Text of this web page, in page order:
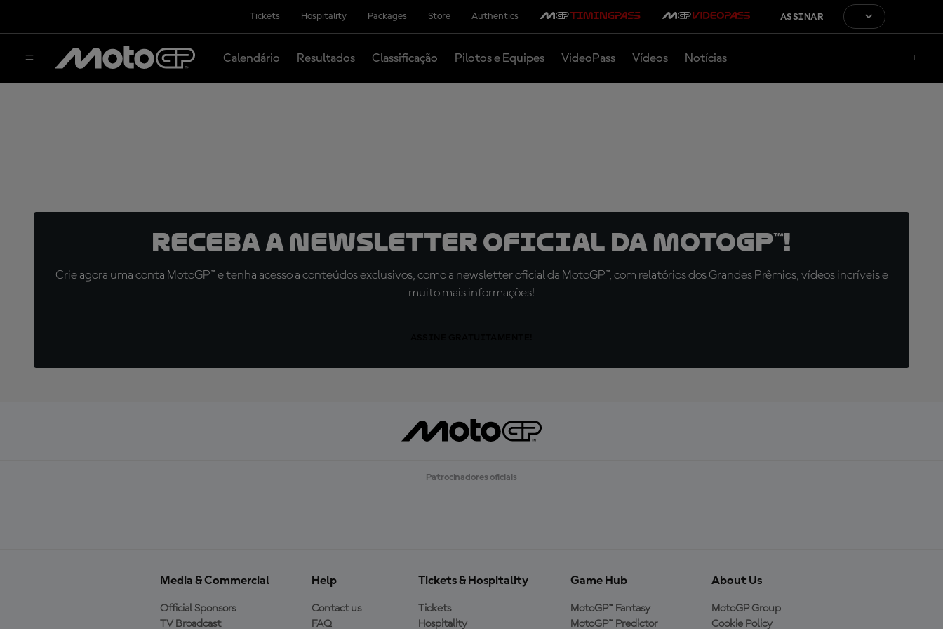
Tickets Hospitality Packages Store Authentics ASSINAR
Calendário Resultados Classificação Pilotos e Equipes VideoPass Vídeos Notícias
Receba a newsletter oficial da MotoGP™!
Crie agora uma conta MotoGP™ e tenha acesso a conteúdos exclusivos, como a newsletter oficial da MotoGP™, com relatórios dos Grandes Prêmios, vídeos incríveis e
muito mais informações!
Patrocinadores oficiais
Media & Commercial
Official Sponsors
TV Broadcast
Help
Contact us
FAQ
Tickets & Hospitality
Tickets
Hospitality
Game Hub
MotoGP™ Fantasy
MotoGP™ Predictor
About Us
MotoGP Group
Cookie Policy